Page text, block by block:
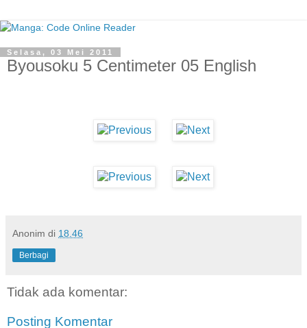
Selasa, 03 Mei 2011
Byousoku 5 Centimeter 05 English
Anonim di 18.46
Berbagi
Tidak ada komentar:
Posting Komentar